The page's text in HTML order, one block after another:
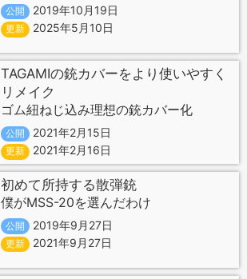
公開 2019年10月19日
更新 2025年5月10日
TAGAMIの銃カバーをより使いやすく
リメイク
ゴム紐ねじ込み理想の銃カバー化
公開 2021年2月15日
更新 2021年2月16日
初めて所持する散弾銃
僕がMSS-20を選んだわけ
公開 2019年9月27日
更新 2021年9月27日